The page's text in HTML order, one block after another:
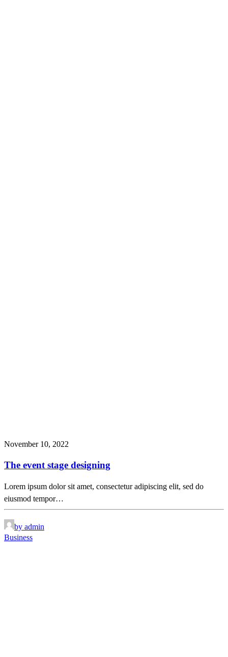
November 10, 2022
The event stage designing
Lorem ipsum dolor sit amet, consectetur adipiscing elit, sed do
eiusmod tempor…
by admin
Business